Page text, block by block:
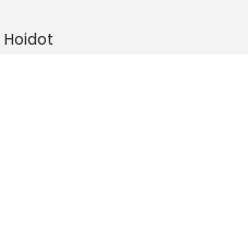
Hoidot